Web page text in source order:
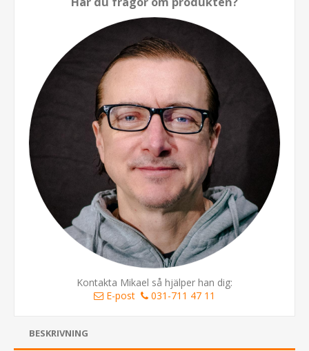
Kontakta Mikael så hjälper han dig:
E-post
031-711 47 11
BESKRIVNING